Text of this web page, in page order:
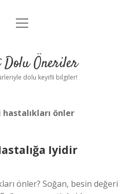
Anasayfa
Yasal Uyarı
menüyü
Dolu Öneriler
dolu keyifli bilgiler!
hastalıkları önler
Iyidir
önler? Soğan, besin değeri